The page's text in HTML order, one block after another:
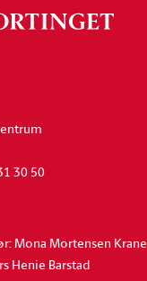
30 50
Mona Mortensen Krane
Henie Barstad